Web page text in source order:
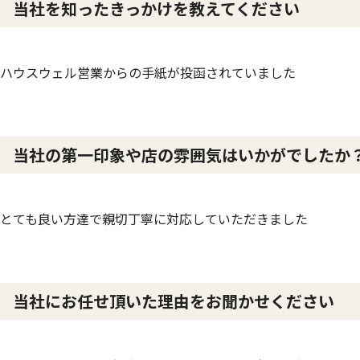
当社を知ったきっかけを教えてください
ハウスウェル営業からの手紙が投函されていました
当社の第一印象や店の雰囲気はいかがでしたか
とても良い方達で親切丁寧に対応していただきました
当社にお任せ頂いた理由をお聞かせください